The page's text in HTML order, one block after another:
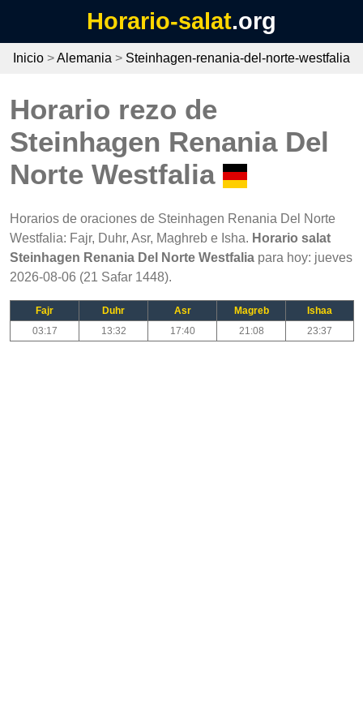
Horario-salat.org
Inicio >Alemania > Steinhagen-renania-del-norte-westfalia
Horario rezo de
Steinhagen Renania Del
Norte Westfalia
Horarios de oraciones de Steinhagen Renania Del Norte
Westfalia: Fajr, Duhr, Asr, Maghreb e Isha. Horario salat
Steinhagen Renania Del Norte Westfalia para hoy: jueves
2026-08-06 (21 Safar 1448).
Fajr Duhr Asr Magreb
Ishaa
03:17
13:32 17:40 21:08 23:37